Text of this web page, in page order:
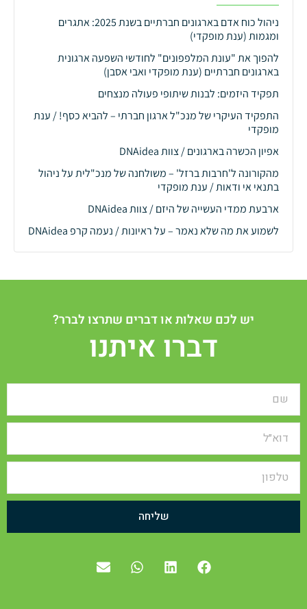
ניהול כוח אדם בארגונים חברתיים בשנת 2025: אתגרים
ומגמות (ענת מופקדי)
להפוך את "עונת המלפפונים" לחודשי השפעה ארגונית
בארגונים חברתיים (ענת מופקדי ואבי אסבן)
תפקיד היזמים: לבנות שיתופי פעולה מנצחים
התפקיד העיקרי של מנכ"ל ארגון חברתי – להביא כסף! / ענת
מופקדי
אפיון הכשרה בארגונים / צוות DNAidea
מהקורונה ל'חרבות ברזל' – משולחנה של מנכ"לית על ניהול
בתנאי אי ודאות / ענת מופקדי
ארבעת ממדי העשייה של היזם / צוות DNAidea
לשמוע את מה שלא נאמר – על ראיונות / נעמה קרפ DNAidea
יש לכם שאלות או דברים שתרצו לברר?
דברו איתנו
שליחה